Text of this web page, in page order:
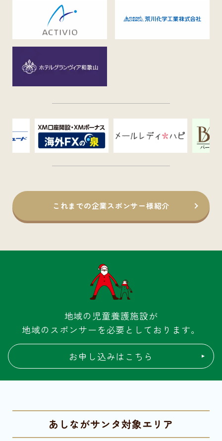
これまでの企業スポンサー様紹介
地域の児童養護施設が
地域のスポンサーを必要としております。
お申し込みはこちら
あしながサンタ対象エリア